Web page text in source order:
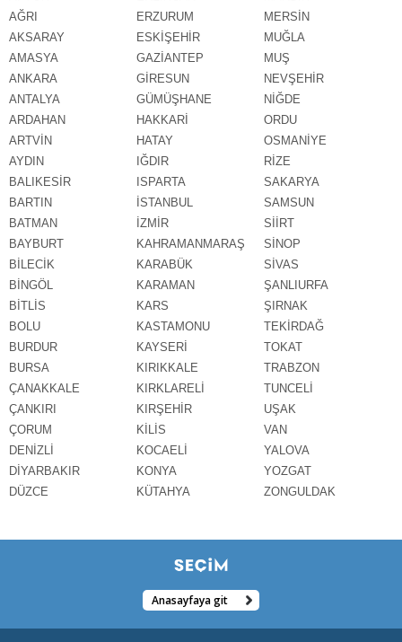
AĞRI
AKSARAY
AMASYA
ANKARA
ANTALYA
ARDAHAN
ARTVİN
AYDIN
BALIKESİR
BARTIN
BATMAN
BAYBURT
BİLECİK
BİNGÖL
BİTLİS
BOLU
BURDUR
BURSA
ÇANAKKALE
ÇANKIRI
ÇORUM
DENİZLİ
DİYARBAKIR
DÜZCE
ERZURUM
ESKİŞEHİR
GAZİANTEP
GİRESUN
GÜMÜŞHANE
HAKKARİ
HATAY
IĞDIR
ISPARTA
İSTANBUL
İZMİR
KAHRAMANMARAŞ
KARABÜK
KARAMAN
KARS
KASTAMONU
KAYSERİ
KIRIKKALE
KIRKLARELİ
KIRŞEHİR
KİLİS
KOCAELİ
KONYA
KÜTAHYA
MERSİN
MUĞLA
MUŞ
NEVŞEHİR
NİĞDE
ORDU
OSMANİYE
RİZE
SAKARYA
SAMSUN
SİİRT
SİNOP
SİVAS
ŞANLIURFA
ŞIRNAK
TEKİRDAĞ
TOKAT
TRABZON
TUNCELİ
UŞAK
VAN
YALOVA
YOZGAT
ZONGULDAK
Anasayfaya git